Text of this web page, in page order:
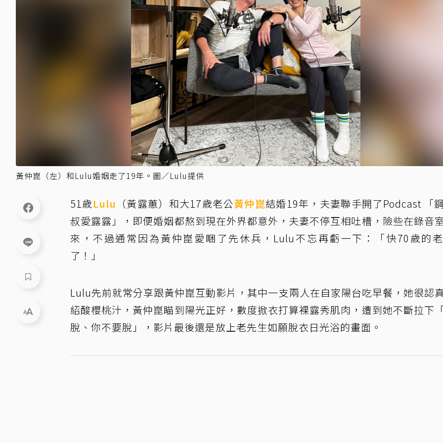
黃仲崑（左）和Lulu婚姻走了19年。圖／Lulu提供
51歲Lulu （黃露蕙）和大17歲老公黃仲崑結婚19年，夫妻聯手開了Podcast 「
叔愛露露」，即便婚姻都熬到現在外界都意外，夫妻不停互相吐槽，險些在錄音
來，不過通常因為黃仲崑愛睏了先休兵，Lulu不忘再虧一下：「快70歲的
了！」
Lulu先前就常分享跟黃仲崑互動影片，其中一支兩人在自家陽台吃早餐，她很認
紹酸櫻桃汁，黃仲崑瞄到陽光正好，數度掀衣打算裸露秀肌肉，遭到她不斷拉下
脫、你不要脫」，影片最後還是放上老先生如願脫衣日光浴的畫面。